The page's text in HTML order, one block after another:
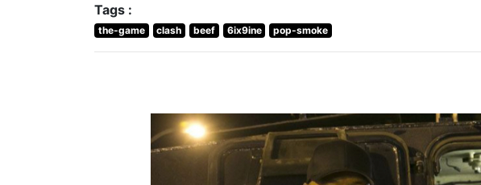
Tags :
the-game clash beef 6ix9ine pop-smoke